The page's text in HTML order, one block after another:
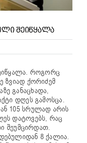
ᲨᲔᲘᲬᲧᲐᲚᲐ
როგორც
ზვიად ქორიძემ
განაცხადა,
დღეს გამოსცა.
105 სრულად არის
დატოვებს, რაც
შეუმცირდათ.
8 ქალია.